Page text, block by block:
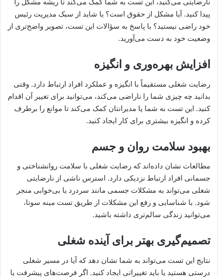
نارضایتی می‌کنید، این تست به شما کمک می‌کند تا ریشه مشکل را
پیدا کنید. آیا مشکل از حقوق است؟ یا شاید از سبک مدیریت رئیس
خود راضی نیستید؟ با پاسخ به سؤالات این تست، تصویر واضح‌تری از
وضعیت خود به دست می‌آورید.
افزایش بهره‌وری و انگیزه
رضایت شغلی مستقیماً با انگیزه و عملکرد افراد ارتباط دارد. وقتی
بدانید چه چیزی شما را ناراضی می‌کند، می‌توانید برای تغییر آن اقدام
کنید. این تست به شما یا مدیرانتان کمک می‌کند تا موانع را برطرف
کرده و انگیزه بیشتری برای کار ایجاد کنید.
بهبود سلامت روان و جسم
مطالعات نشان داده‌اند که رضایت شغلی با سلامت روانشناختی و
جسمانی افراد ارتباط نزدیکی دارد. استرس ناشی از نارضایتی
شغلی می‌تواند به مشکلات جسمی مانند سردرد یا بی‌خوابی منجر
شود. با شناسایی و رفع این مشکلات از طریق تست مینه سوتا،
می‌توانید زندگی سالم‌تری داشته باشید.
تصمیم‌گیری بهتر برای آینده شغلی
نتایج این تست می‌تواند به شما نشان دهد که آیا در مسیر شغلی
درستی هستید یا باید تغییراتی ایجاد کنید. اگر فرصت‌های پیشرفت یا